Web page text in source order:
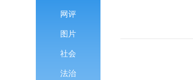
网评
图片
社会
法治